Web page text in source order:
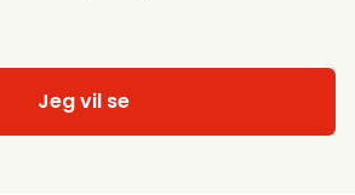
Jeg vil se